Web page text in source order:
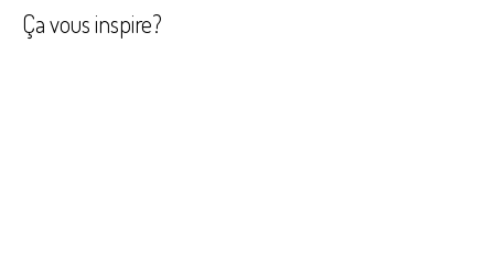
Ça vous inspire?